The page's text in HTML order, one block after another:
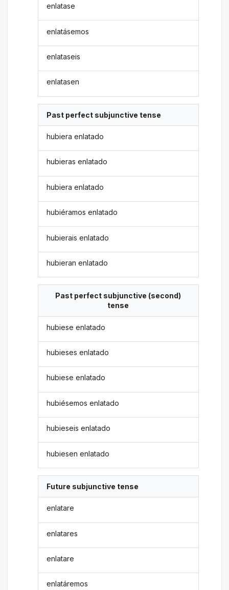
enlatase
enlatásemos
enlataseis
enlatasen
Past perfect subjunctive tense
hubiera enlatado
hubieras enlatado
hubiera enlatado
hubiéramos enlatado
hubierais enlatado
hubieran enlatado
Past perfect subjunctive (second)
tense
hubiese enlatado
hubieses enlatado
hubiese enlatado
hubiésemos enlatado
hubieseis enlatado
hubiesen enlatado
Future subjunctive tense
enlatare
enlatares
enlatare
enlatáremos